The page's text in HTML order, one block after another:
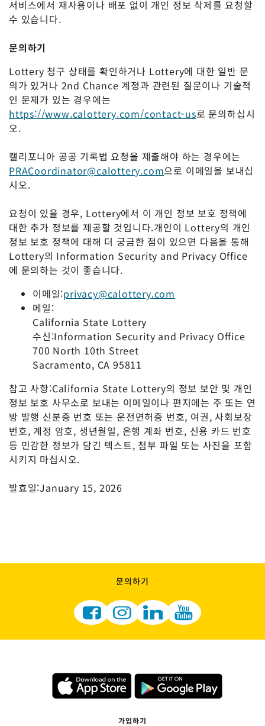
서비스에서 재사용이나 배포 없이 개인 정보 삭제를 요청할
수 있습니다.
문의하기
Lottery 청구 상태를 확인하거나 Lottery에 대한 일반 문
의가 있거나 2nd Chance 계정과 관련된 질문이나 기술적
인 문제가 있는 경우에는
https://www.calottery.com/contact-us로 문의하십시
오.
캘리포니아 공공 기록법 요청을 제출해야 하는 경우에는
PRACoordinator@calottery.com으로 이메일을 보내십
시오.
요청이 있을 경우, Lottery에서 이 개인 정보 보호 정책에
대한 추가 정보를 제공할 것입니다.개인이 Lottery의 개인
정보 보호 정책에 대해 더 궁금한 점이 있으면 다음을 통해
Lottery의 Information Security and Privacy Office
에 문의하는 것이 좋습니다.
이메일:privacy@calottery.com
메일:
California State Lottery
수신:Information Security and Privacy Office
700 North 10th Street
Sacramento, CA 95811
참고 사항:California State Lottery의 정보 보안 및 개인
정보 보호 사무소로 보내는 이메일이나 편지에는 주 또는 연
방 발행 신분증 번호 또는 운전면허증 번호, 여권, 사회보장
번호, 계정 암호, 생년월일, 은행 계좌 번호, 신용 카드 번호
등 민감한 정보가 담긴 텍스트, 첨부 파일 또는 사진을 포함
시키지 마십시오.
발효일:January 15, 2026
문의하기
가입하기